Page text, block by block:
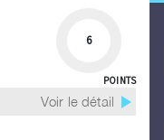
6
POINTS
Voir le détail play_arrow